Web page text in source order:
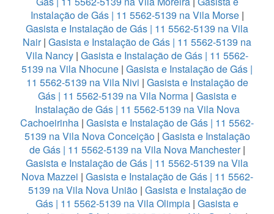
Instalação de Gás | 11 5562-5139 na Vila Morse|
Gasista e Instalação de Gás | 11 5562-5139 na Vila
Nair| Gasista e Instalação de Gás | 11 5562-5139 na
Vila Nancy | Gasista e Instalação de Gás | 11 5562-
5139 na Vila Nhocune | Gasista e Instalação de Gás |
11 5562-5139 na Vila Nivi | Gasista e Instalação de
Gás | 11 5562-5139 na Vila Norma| Gasista e
Instalação de Gás | 11 5562-5139 na Vila Nova
Cachoeirinha | Gasista e Instalação de Gás | 11 5562-
5139 na Vila Nova Conceição| Gasista e Instalação
de Gás | 11 5562-5139 na Vila Nova Manchester|
Gasista e Instalação de Gás | 11 5562-5139 na Vila
Nova Mazzei | Gasista e Instalação de Gás | 11 5562-
5139 na Vila Nova União| Gasista e Instalação de
Gás | 11 5562-5139 na Vila Olimpia | Gasista e